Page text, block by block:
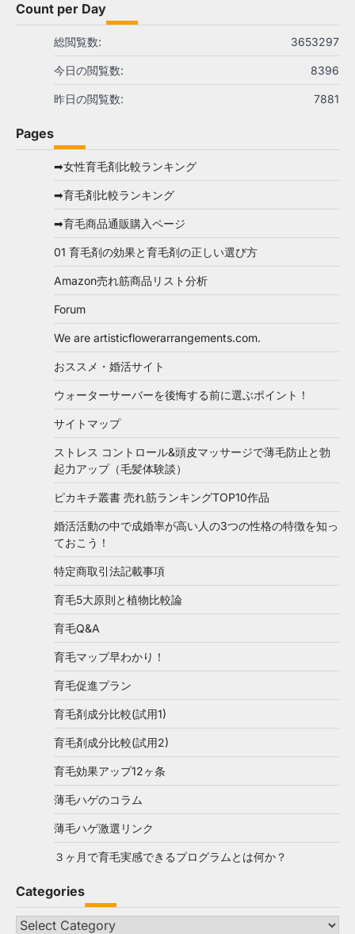
Count per Day
3653297
総閲覧数:
8396
今日の閲覧数:
7881
昨日の閲覧数:
Pages
➡女性育毛剤比較ランキング
➡育毛剤比較ランキング
➡育毛商品通販購入ページ
01 育毛剤の効果と育毛剤の正しい選び方
Amazon売れ筋商品リスト分析
Forum
We are artisticflowerarrangements.com.
おススメ・婚活サイト
ウォーターサーバーを後悔する前に選ぶポイント！
サイトマップ
ストレス コントロール&頭皮マッサージで薄毛防止と勃
起力アップ（毛髪体験談）
ピカキチ叢書 売れ筋ランキングTOP10作品
婚活活動の中で成婚率が高い人の3つの性格の特徴を知っ
ておこう！
特定商取引法記載事項
育毛5大原則と植物比較論
育毛Q&A
育毛マップ早わかり！
育毛促進プラン
育毛剤成分比較(試用1)
育毛剤成分比較(試用2)
育毛効果アップ12ヶ条
薄毛ハゲのコラム
薄毛ハゲ激選リンク
３ヶ月で育毛実感できるプログラムとは何か？
Categories
Categories